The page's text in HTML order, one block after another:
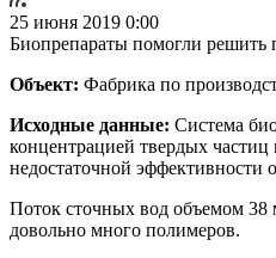
25 июня 2019 0:00
Биопрепараты помогли решить
Объект: Фабрика по
Исходные данные: Система
концентрацией твердых
недостаточной эффективности
Поток сточных вод объемом 38
довольно много полимеров.